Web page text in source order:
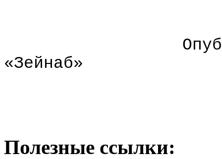
«Зейнаб»
Полезные ссылки: